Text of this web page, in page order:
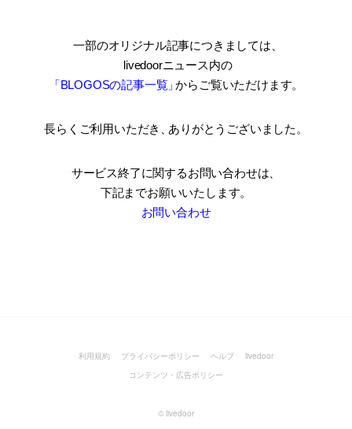
一部のオリジナル記事につきましては
livedoorニュース内の
「BLOGOSの記事一覧」からご覧いただけます。
長らくご利用いただき ありがとうございました。
サービス終了に関するお問い合わせは、
下記までお願いいたします。
お問い合わせ
利用規約 プライバシーポリシー ヘルプ
livedoor
コンテンツ・広告ポリシー
© livedoor